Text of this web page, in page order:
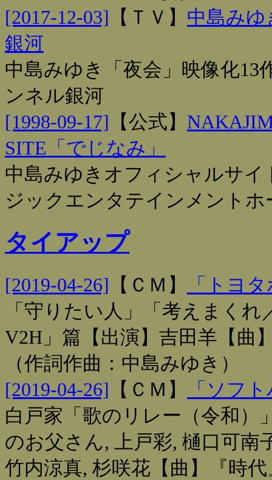
[2017-12-03] 【 ＴＶ 】 中島みゆ
銀河
中島みゆき「夜会」映像化13
ンネル銀河
[1998-09-17] 【公式】
SITE「でじなみ」
中島みゆきオフィシャルサ
ジックエンタテインメント
タイアップ
[2019-04-26] 【 ＣＭ 】
「トヨ
「守りたい人」「考えまく
V2H」篇【出演】吉田羊【曲
（作詞作曲：中島みゆき）
[2019-04-26] 【 ＣＭ 】
「ソフ
白戸家「歌のリレー（令和）
のお父さん, 上戸彩, 樋口可南
竹内涼真, 杉咲花【曲】『時